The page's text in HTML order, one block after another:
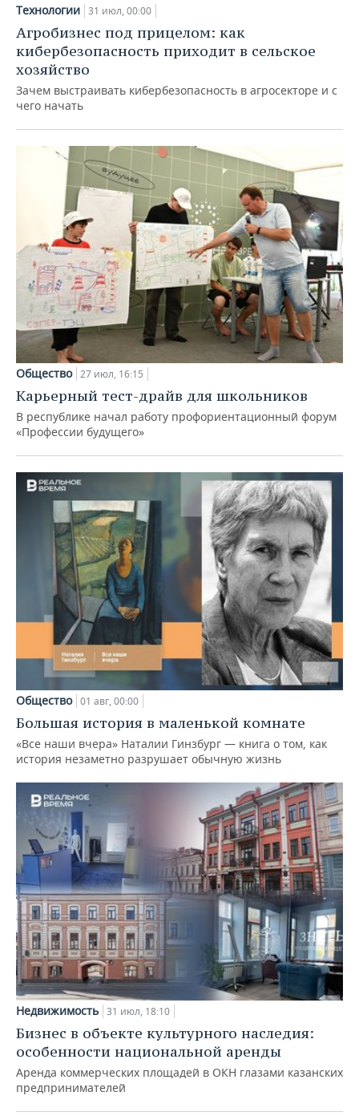
Технологии 31 июл, 00:00
Агробизнес под прицелом: как
кибербезопасность приходит в сельское
хозяйство
Зачем выстраивать кибербезопасность в агросекторе и с
чего начать
Общество 27 июл, 16:15
Карьерный тест-драйв для школьников
В республике начал работу профориентационный форум
«Профессии будущего»
Общество 01 авг, 00:00
Большая история в маленькой комнате
«Все наши вчера» Наталии Гинзбург — книга о том, как
история незаметно разрушает обычную жизнь
Недвижимость 31 июл, 18:10
Бизнес в объекте культурного наследия:
особенности национальной аренды
Аренда коммерческих площадей в ОКН глазами казанских
предпринимателей